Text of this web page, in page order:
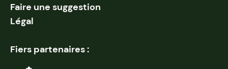
Faire une suggestion
Légal
Fiers partenaires :